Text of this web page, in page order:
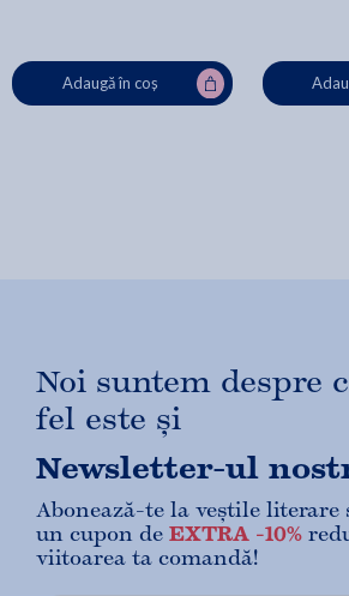
Adaugă în coș
Noi suntem despre
fel este și
Newsletter-ul
Abonează-te la veștile
un cupon de EXTRA -10%
viitoarea ta comandă!